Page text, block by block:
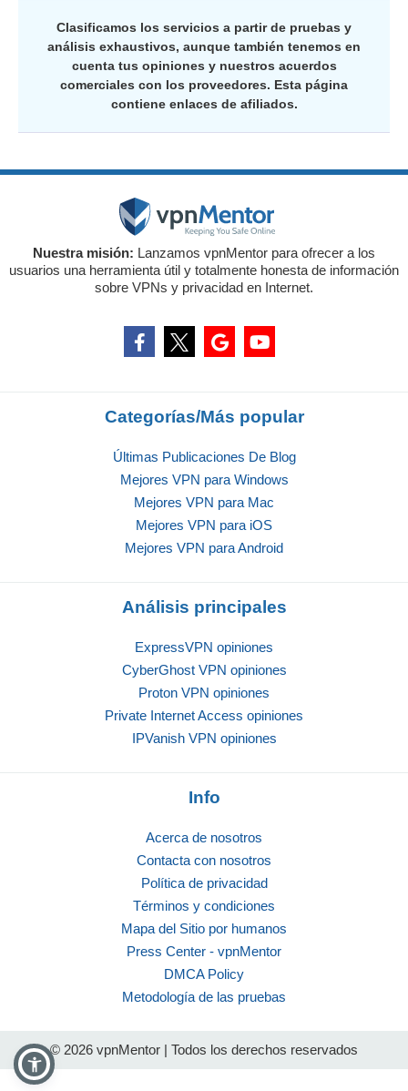
Clasificamos los servicios a partir de pruebas y
análisis exhaustivos, aunque también tenemos en
cuenta tus opiniones y nuestros acuerdos
comerciales con los proveedores. Esta página
contiene enlaces de afiliados.
Nuestra misión: Lanzamos vpnMentor para ofrecer a los
usuarios una herramienta útil y totalmente honesta de información
sobre VPNs y privacidad en Internet.
Categorías/Más popular
Últimas Publicaciones De Blog
Mejores VPN para Windows
Mejores VPN para Mac
Mejores VPN para iOS
Mejores VPN para Android
Análisis principales
ExpressVPN opiniones
CyberGhost VPN opiniones
Proton VPN opiniones
Private Internet Access opiniones
IPVanish VPN opiniones
Info
Acerca de nosotros
Contacta con nosotros
Política de privacidad
Términos y condiciones
Mapa del Sitio por humanos
Press Center - vpnMentor
DMCA Policy
Metodología de las pruebas
© 2026 vpnMentor | Todos los derechos reservados